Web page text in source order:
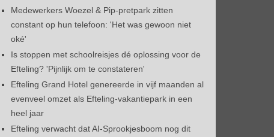
Medewerkers Woezel & Pip-pretpark zitten
constant op hun telefoon: 'Het was gewoon niet
oké'
Is stoppen met schoolreisjes dé oplossing voor de
Efteling? 'Pijnlijk om te constateren'
Efteling Grand Hotel genereerde in vijf maanden al
evenveel omzet als Efteling-vakantiepark in een
heel jaar
Efteling verwacht dat AI-Sprookjesboom nog dit